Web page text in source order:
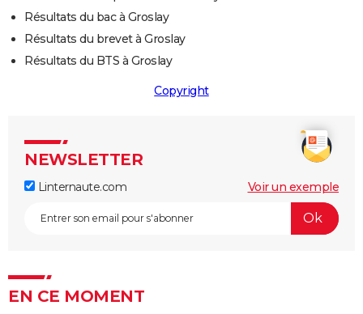
Résultats du bac à Groslay
Résultats du brevet à Groslay
Résultats du BTS à Groslay
Copyright
NEWSLETTER
Linternaute.com Voir un exemple
EN CE MOMENT